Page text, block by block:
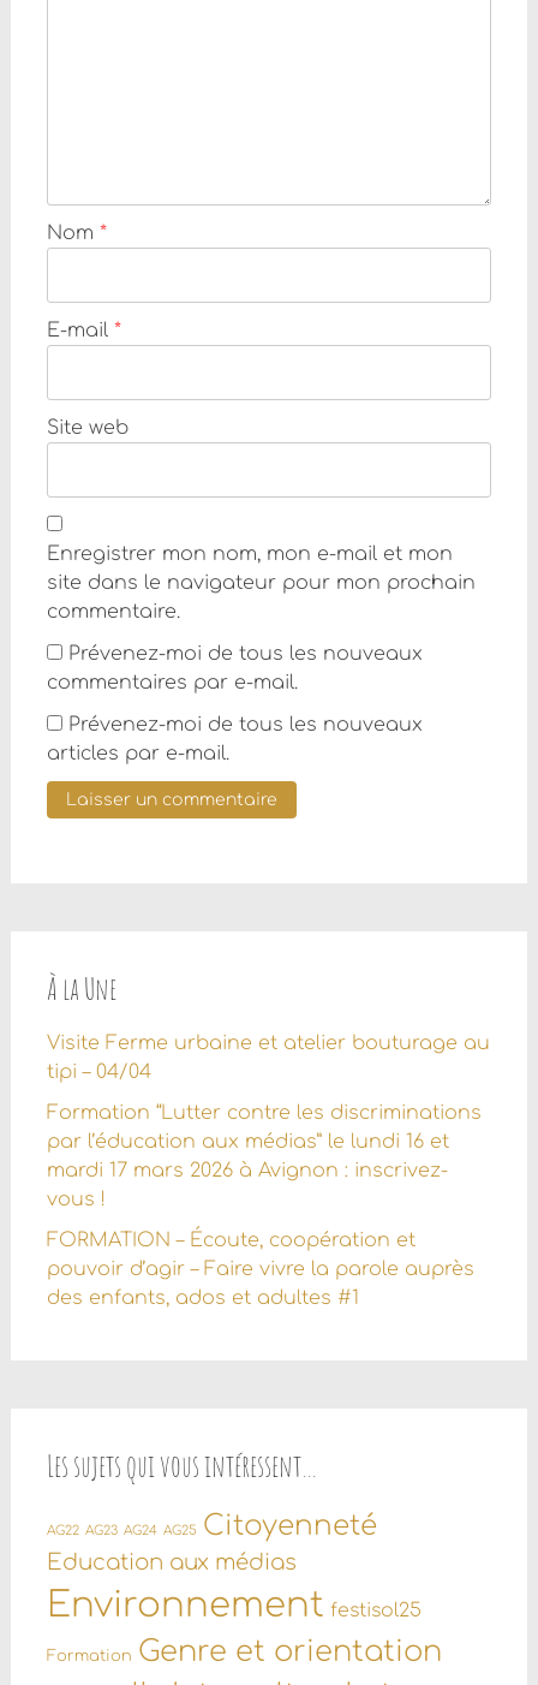
Nom *
E-mail *
Site web
Enregistrer mon nom, mon e-mail et mon
site dans le navigateur pour mon prochain
commentaire.
Prévenez-moi de tous les nouveaux
commentaires par e-mail.
Prévenez-moi de tous les nouveaux
articles par e-mail.
À la Une
Visite Ferme urbaine et atelier bouturage au
tipi – 04/04
Formation “Lutter contre les discriminations
par l’éducation aux médias” le lundi 16 et
mardi 17 mars 2026 à Avignon : inscrivez-
vous !
FORMATION – Écoute, coopération et
pouvoir d’agir – Faire vivre la parole auprès
des enfants, ados et adultes #1
Les sujets qui vous intéressent…
AG22 AG23 AG24 AG25 Citoyenneté
Education aux médias
Environnement festisol25
Formation Genre et orientation